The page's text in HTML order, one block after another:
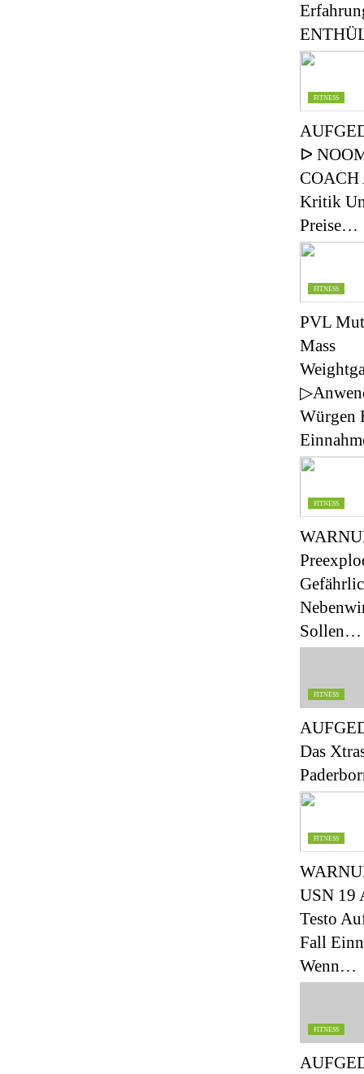
FITNESS
ᐅ
COACH
Kritik
Preise…
FITNESS
PVL
Mass
Würgen
FITNESS
Sollen…
FITNESS
Das
FITNESS
USN 19
Testo
Fall
Wenn…
FITNESS